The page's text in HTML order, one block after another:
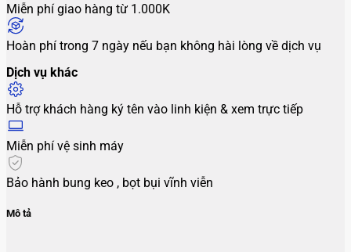
Miễn phí giao hàng từ 1.000K
Hoàn phí trong 7 ngày nếu bạn không hài lòng về dịch vụ
Dịch vụ khác
Hỗ trợ khách hàng ký tên vào linh kiện & xem trực tiếp
Miễn phí vệ sinh máy
Bảo hành bung keo , bọt bụi vĩnh viễn
Mô tả